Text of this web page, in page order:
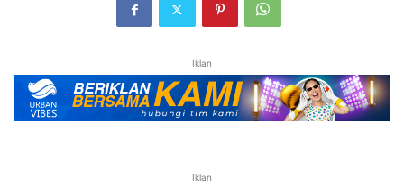
Iklan
Iklan